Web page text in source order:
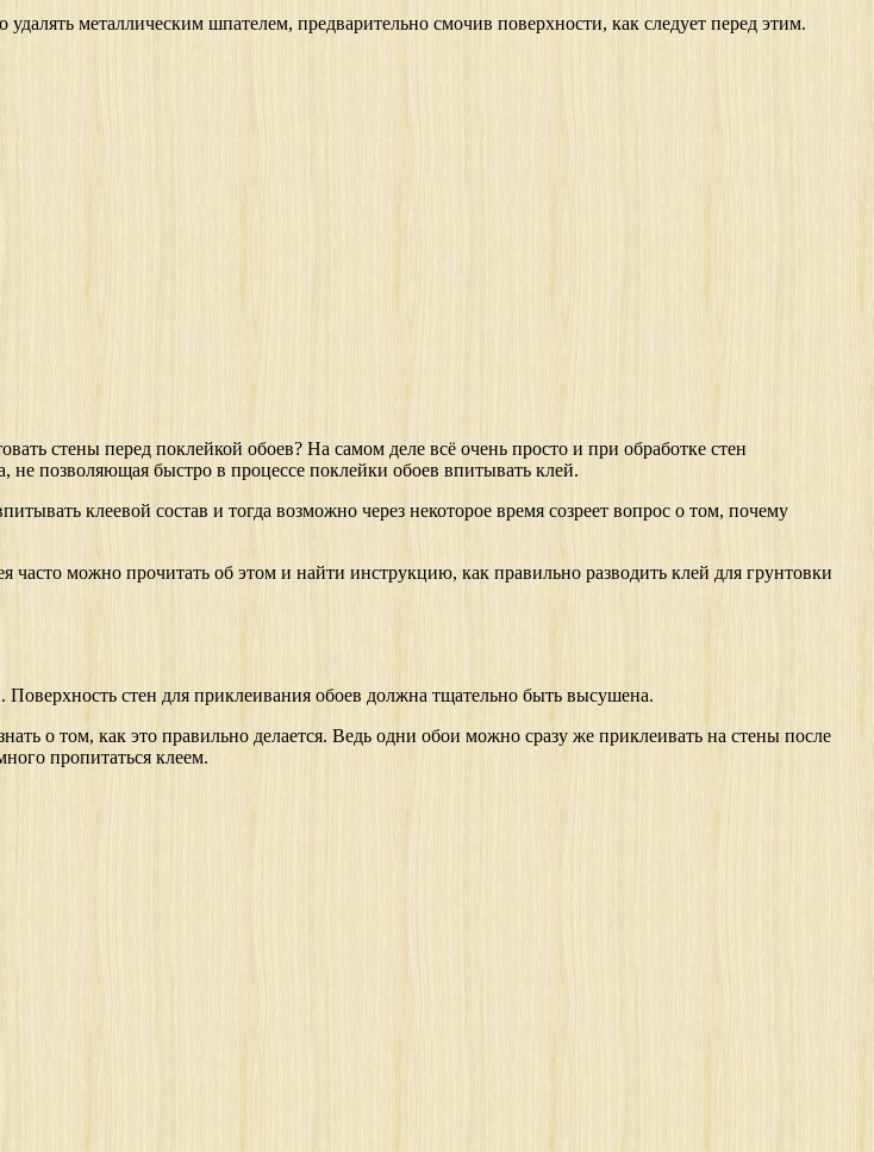
металлическим шпателем, предварительно смочив поверхности, как следует перед этим.
стены перед поклейкой обоев? На самом деле всё очень просто и при обработке стен
не позволяющая быстро в процессе поклейки обоев впитывать клей.
клеевой состав и тогда возможно через некоторое время созреет вопрос о том, почему
можно прочитать об этом и найти инструкцию, как правильно разводить клей для грунтовки
Поверхность стен для приклеивания обоев должна тщательно быть высушена.
о том, как это правильно делается. Ведь одни обои можно сразу же приклеивать на стены после
пропитаться клеем.